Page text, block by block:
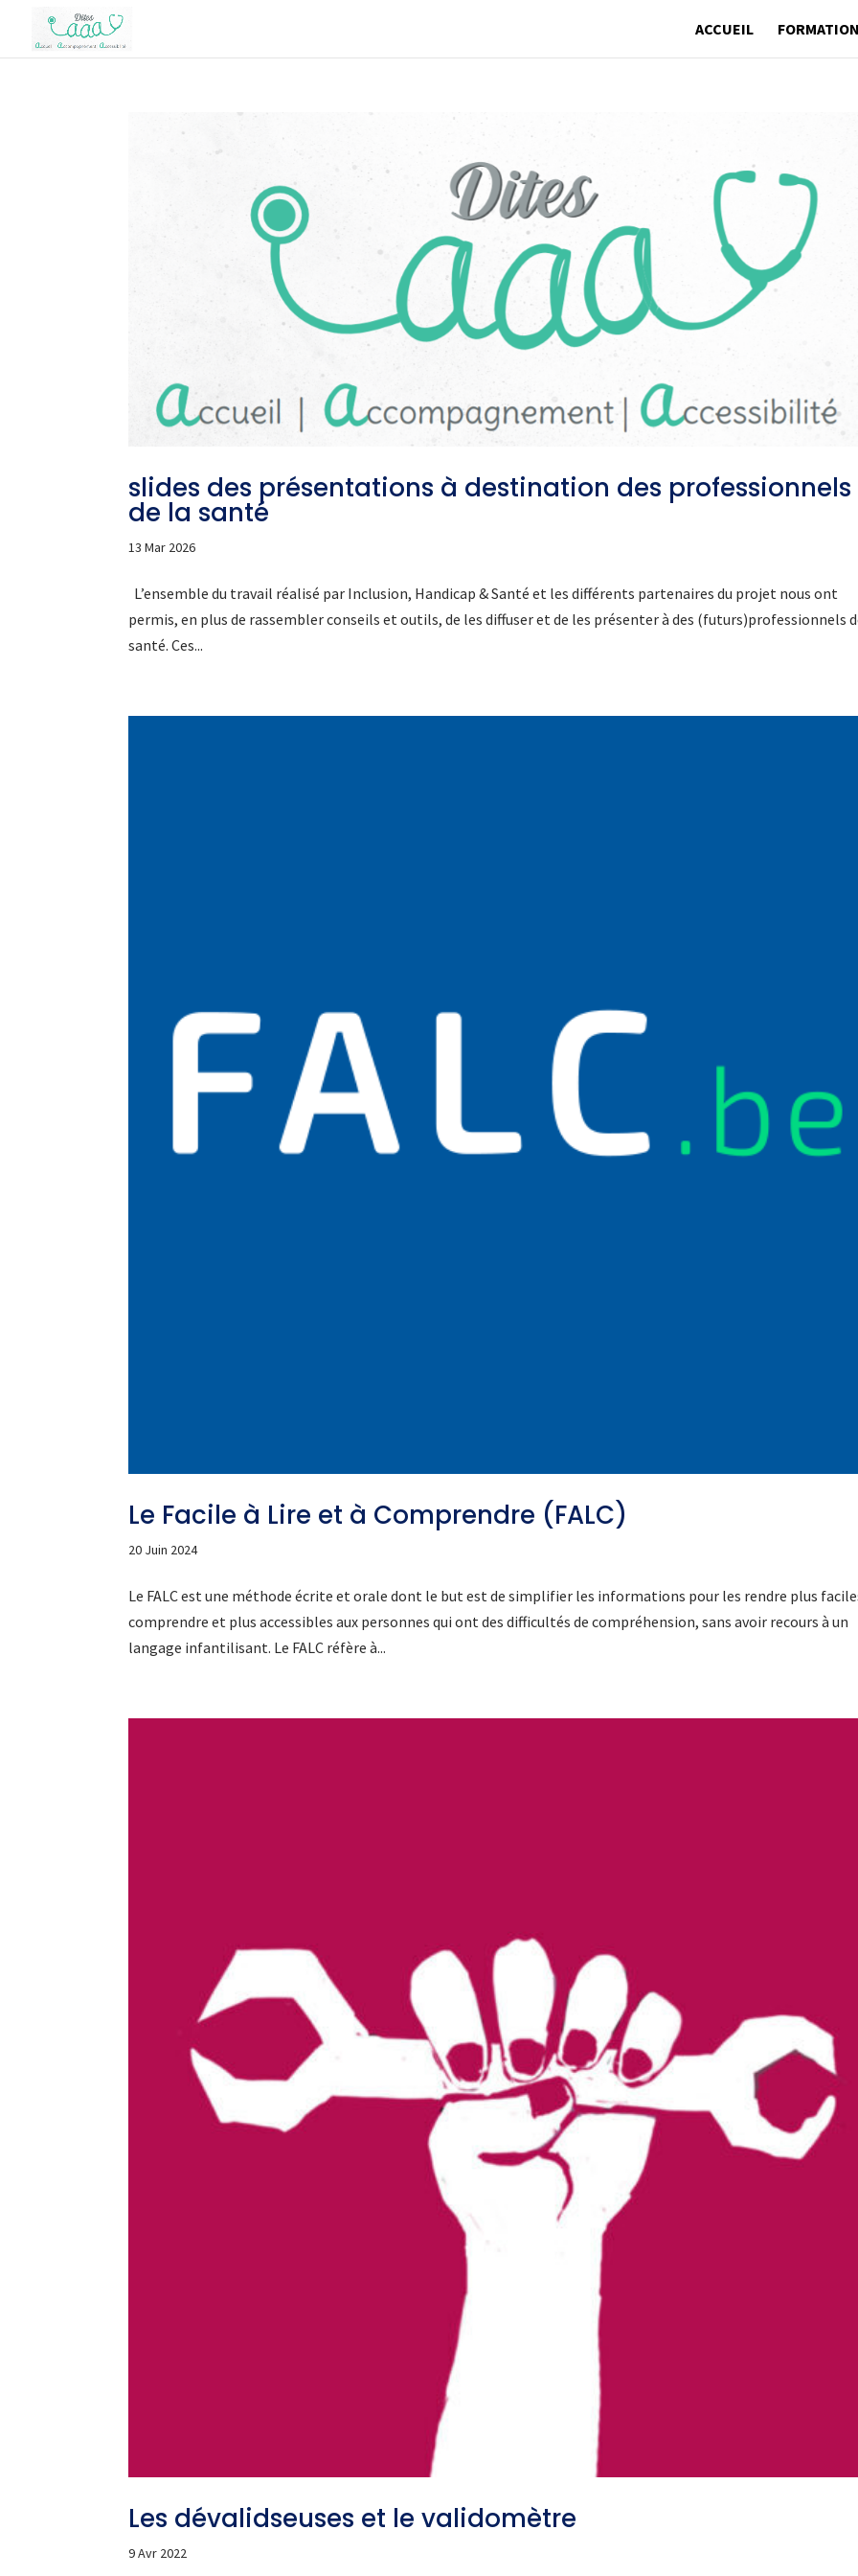
ACCUEIL
slides des présentations à destination des professionnels
de la santé
13 Mar 2026
L’ensemble du travail réalisé par Inclusion, Handicap & Santé et les différents partenaires du projet nous ont
permis, en plus de rassembler conseils et outils, de les diffuser et de les présenter à des (futurs)professionnels
santé. Ces...
Le Facile à Lire et à Comprendre (FALC)
20 Juin 2024
Le FALC est une méthode écrite et orale dont le but est de simplifier les informations pour les rendre plus
comprendre et plus accessibles aux personnes qui ont des difficultés de compréhension, sans avoir recours à un
langage infantilisant. Le FALC réfère à...
Les dévalidseuses et le validomètre
9 Avr 2022